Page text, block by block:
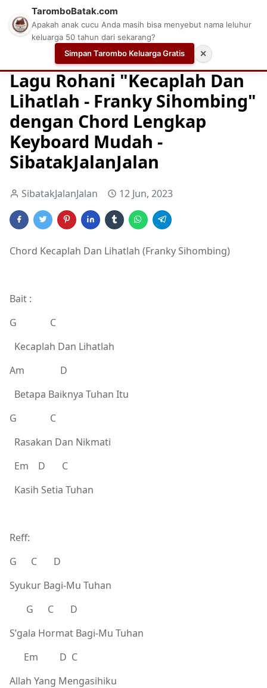
Chord Chord Gitar Lagu Rohani Chord Gitar
Lagu Rohani "Kecaplah Dan
Lihatlah - Franky Sihombing"
dengan Chord Lengkap
Keyboard Mudah -
SibatakJalanJalan
SibatakJalanJalan 12 Jun, 2023
Chord Kecaplah Dan Lihatlah (Franky Sihombing)
Bait :
G C
Kecaplah Dan Lihatlah
Am D
Betapa Baiknya Tuhan Itu
G C
Rasakan Dan Nikmati
Em D C
Kasih Setia Tuhan
Reff:
G C D
Syukur Bagi-Mu Tuhan
G C D
S’gala Hormat Bagi-Mu Tuhan
Em D C
Allah Yang Mengasihiku
TaromboBatak.com
Apakah anak cucu Anda masih bisa menyebut nama leluhur
keluarga 50 tahun dari sekarang?
Simpan Tarombo Keluarga Gratis
✕